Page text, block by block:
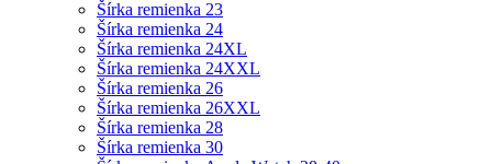
Šírka remienka 23
Šírka remienka 24
Šírka remienka 24XL
Šírka remienka 24XXL
Šírka remienka 26
Šírka remienka 26XXL
Šírka remienka 28
Šírka remienka 30